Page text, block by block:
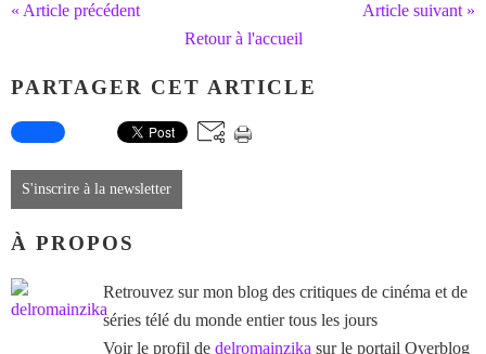
« Article précédent
Article suivant »
Retour à l'accueil
PARTAGER CET ARTICLE
S'inscrire à la newsletter
À PROPOS
Retrouvez sur mon blog des critiques de cinéma et de
séries télé du monde entier tous les jours
Voir le profil de delromainzika sur le portail Overblog